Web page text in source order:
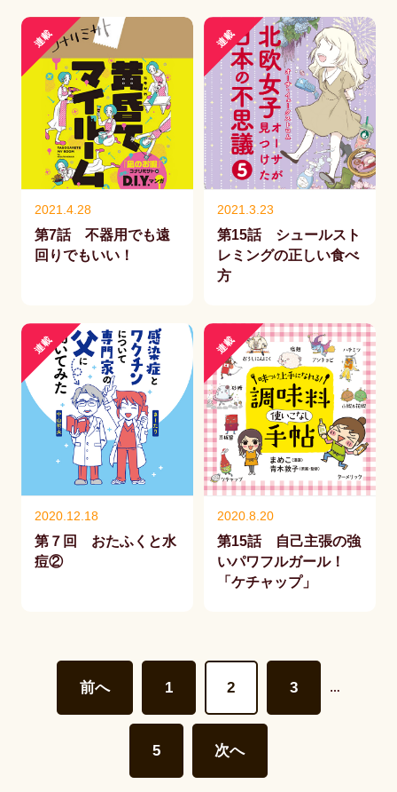
連載
2021.4.28
第7話 不器用でも遠
回りでもいい！
連載
2021.3.23
第15話 シュールスト
レミングの正しい食べ
方
連載
2020.12.18
第７回 おたふくと水
痘②
連載
2020.8.20
第15話 自己主張の強
いパワフルガール！
「ケチャップ」
前へ 1 2 3 …
5 次へ